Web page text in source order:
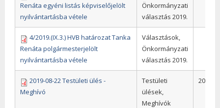
Renáta egyéni listás képviselőjelölt
nyilvántartásba vétele
Önkormányzati
választás 2019.
4/2019.(IX.3.) HVB határozat Tanka
Renáta polgármesterjelölt
nyilvántartásba vétele
Választások,
Önkormányzati
választás 2019.
2019-08-22 Testületi ülés -
Meghívó
Testületi
ülések,
Meghívók
2019